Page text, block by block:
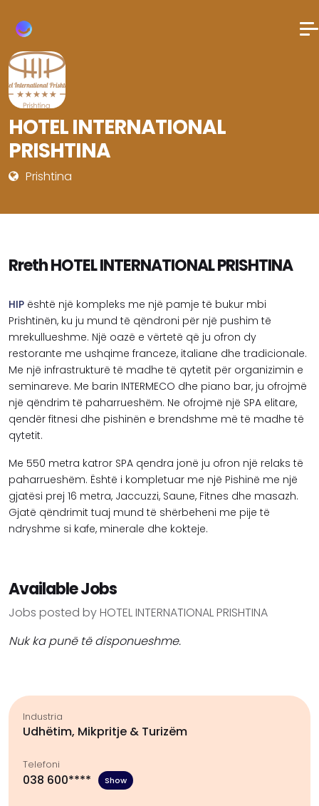
HOTEL INTERNATIONAL
PRISHTINA
Prishtina
Rreth HOTEL INTERNATIONAL PRISHTINA
HIP është një kompleks me një pamje të bukur mbi
Prishtinën, ku ju mund të qëndroni për një pushim të
mrekullueshme. Një oazë e vërtetë që ju ofron dy
restorante me ushqime franceze, italiane dhe tradicionale.
Me një infrastrukturë të madhe të qytetit për organizimin e
seminareve. Me barin INTERMECO dhe piano bar, ju ofrojmë
një qëndrim të paharrueshëm. Ne ofrojmë një SPA elitare,
qendër fitnesi dhe pishinën e brendshme më të madhe të
qytetit.
Me 550 metra katror SPA qendra jonë ju ofron një relaks të
paharrueshëm. Është i kompletuar me një Pishinë me një
gjatësi prej 16 metra, Jaccuzzi, Saune, Fitnes dhe masazh.
Gjatë qëndrimit tuaj mund të shërbeheni me pije të
ndryshme si kafe, minerale dhe kokteje.
Available Jobs
Jobs posted by HOTEL INTERNATIONAL PRISHTINA
Nuk ka punë të disponueshme.
Industria
Udhëtim, Mikpritje & Turizëm
Telefoni
038 600**** Show